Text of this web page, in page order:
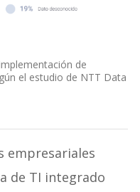
de
el estudio de NTT Data
empresariales
de TI integrado